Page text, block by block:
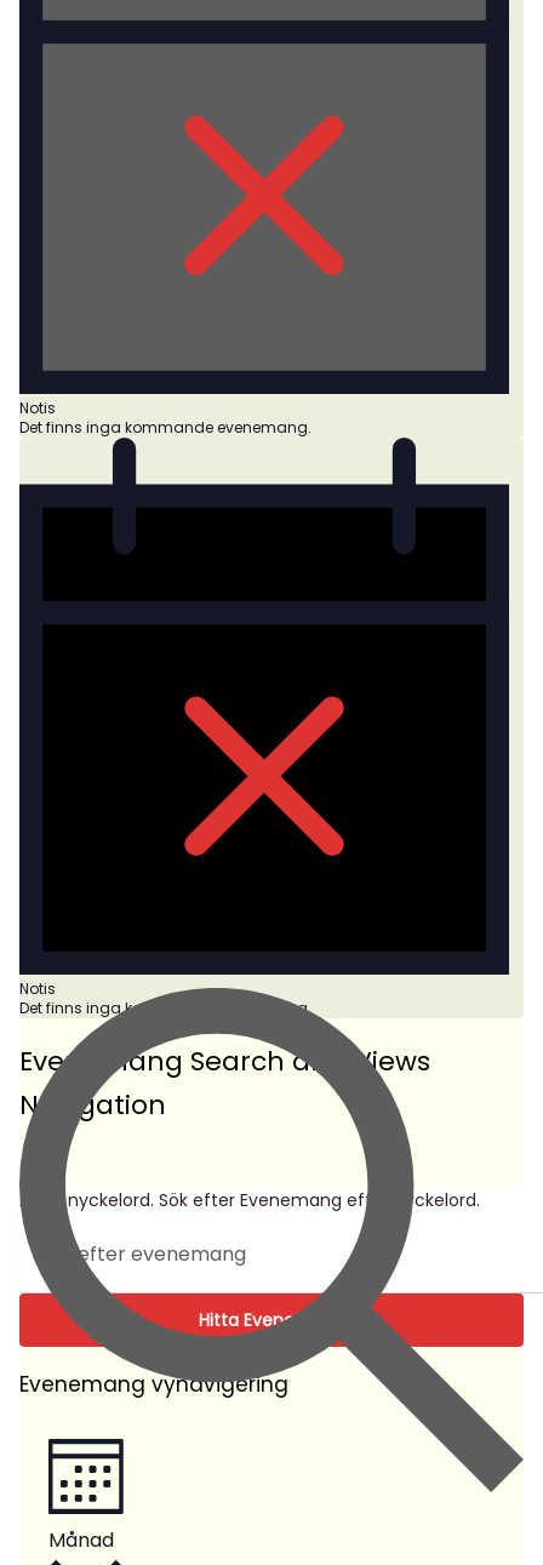
Notis
Det finns inga kommande evenemang.
Notis
Det finns inga kommande evenemang.
Evenemang Search and Views
Navigation
Ange nyckelord. Sök efter Evenemang efter nyckelord.
Hitta Evenemang
Evenemang vynavigering
Månad